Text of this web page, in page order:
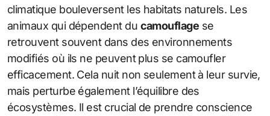
climatique bouleversent les habitats naturels. Les
animaux qui dépendent du camouflage se
retrouvent souvent dans des environnements
modifiés où ils ne peuvent plus se camoufler
efficacement. Cela nuit non seulement à leur survie,
mais perturbe également l’équilibre des
écosystèmes. Il est crucial de prendre conscience